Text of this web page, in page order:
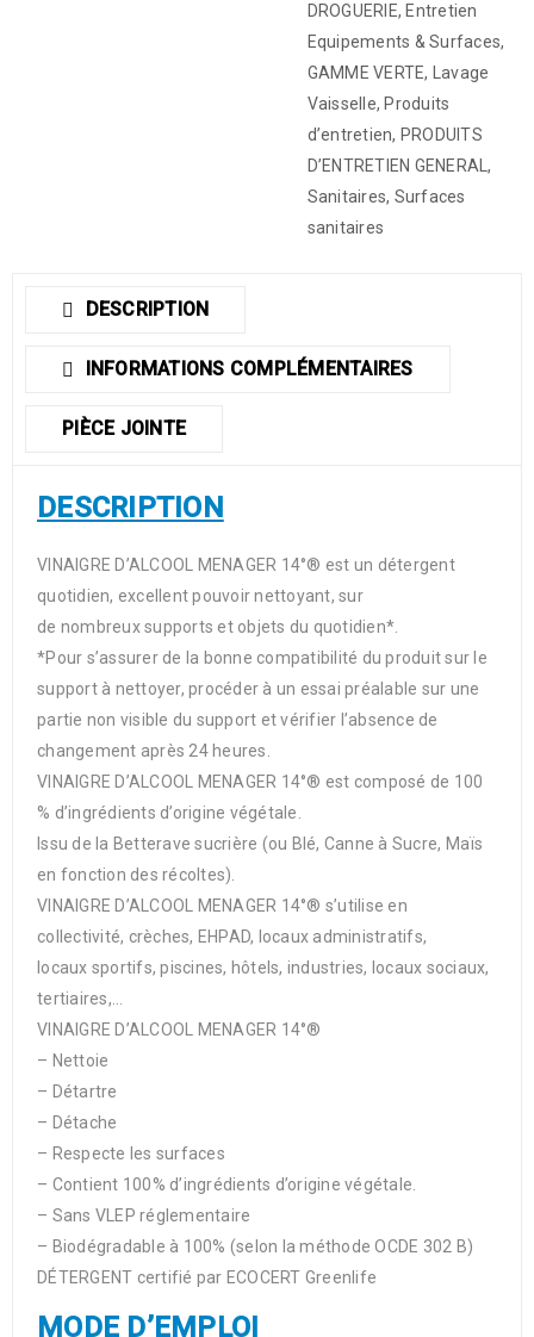
DROGUERIE, Entretien
Equipements & Surfaces,
GAMME VERTE,
Lavage
Vaisselle, Produits
d’entretien, PRODUITS
D’ENTRETIEN GENERAL,
Sanitaires, Surfaces
sanitaires
DESCRIPTION
INFORMATIONS COMPLÉMENTAIRES
PIÈCE JOINTE
DESCRIPTION
VINAIGRE D’ALCOOL MENAGER 14°® est un détergent
quotidien, excellent pouvoir nettoyant, sur
de nombreux supports et objets du quotidien*.
*Pour s’assurer de la bonne compatibilité du produit sur le
support à nettoyer, procéder à un essai préalable sur une
partie non visible du support et vérifier l’absence de
changement après 24 heures.
VINAIGRE D’ALCOOL MENAGER 14°® est composé de 100
% d’ingrédients d’origine végétale.
Issu de la Betterave sucrière (ou Blé, Canne à Sucre, Maïs
en fonction des récoltes).
VINAIGRE D’ALCOOL MENAGER 14°® s’utilise en
collectivité, crèches, EHPAD, locaux administratifs,
locaux sportifs, piscines, hôtels, industries, locaux sociaux,
tertiaires,…
VINAIGRE D’ALCOOL MENAGER 14°®
– Nettoie
– Détartre
– Détache
– Respecte les surfaces
– Contient 100% d’ingrédients d’origine végétale.
– Sans VLEP réglementaire
– Biodégradable à 100% (selon la méthode OCDE 302 B)
DÉTERGENT certifié par ECOCERT Greenlife
MODE D’EMPLOI